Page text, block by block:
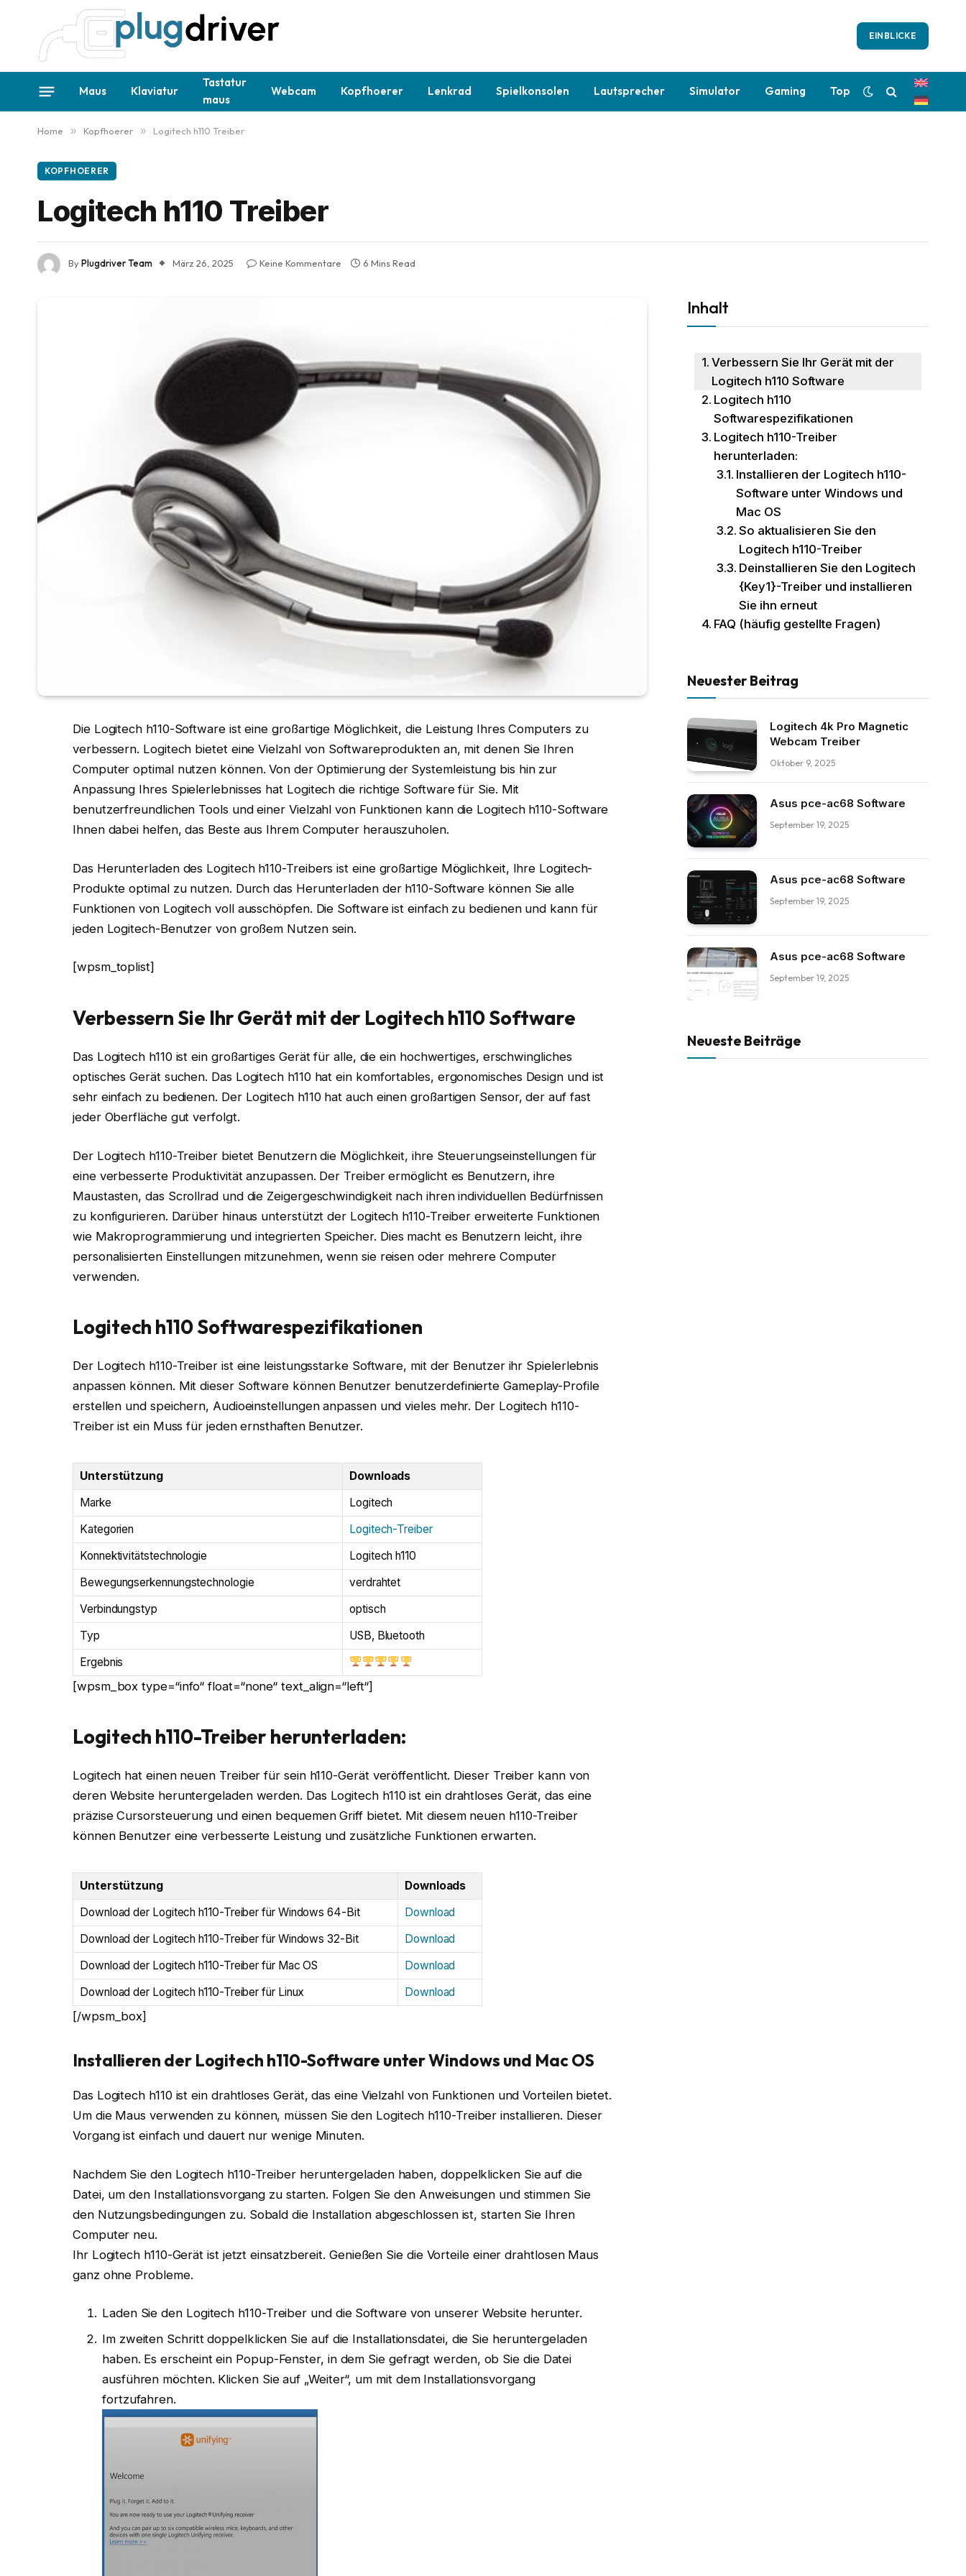
EINBLICKE
Maus Klaviatur
Tastatur
maus
Webcam Kopfhoerer Lenkrad Spielkonsolen Lautsprecher Simulator Gaming Top
Home » Kopfhoerer » Logitech h110 Treiber
KOPFHOERER
Logitech h110 Treiber
ByPlugdriver Team März 26, 2025 Keine Kommentare 6 Mins Read
Die Logitech h110-Software ist eine großartige Möglichkeit, die Leistung Ihres Computers zu
verbessern. Logitech bietet eine Vielzahl von Softwareprodukten an, mit denen Sie Ihren
Computer optimal nutzen können. Von der Optimierung der Systemleistung bis hin zur
Anpassung Ihres Spielerlebnisses hat Logitech die richtige Software für Sie. Mit
benutzerfreundlichen Tools und einer Vielzahl von Funktionen kann die Logitech h110-Software
Ihnen dabei helfen, das Beste aus Ihrem Computer herauszuholen.
Das Herunterladen des Logitech h110-Treibers ist eine großartige Möglichkeit, Ihre Logitech-
Produkte optimal zu nutzen. Durch das Herunterladen der h110-Software können Sie alle
Funktionen von Logitech voll ausschöpfen. Die Software ist einfach zu bedienen und kann für
jeden Logitech-Benutzer von großem Nutzen sein.
[wpsm_toplist]
Verbessern Sie Ihr Gerät mit der Logitech h110 Software
Das Logitech h110 ist ein großartiges Gerät für alle, die ein hochwertiges, erschwingliches
optisches Gerät suchen. Das Logitech h110 hat ein komfortables, ergonomisches Design und ist
sehr einfach zu bedienen. Der Logitech h110 hat auch einen großartigen Sensor, der auf fast
jeder Oberfläche gut verfolgt.
Der Logitech h110-Treiber bietet Benutzern die Möglichkeit, ihre Steuerungseinstellungen für
eine verbesserte Produktivität anzupassen. Der Treiber ermöglicht es Benutzern, ihre
Maustasten, das Scrollrad und die Zeigergeschwindigkeit nach ihren individuellen Bedürfnissen
zu konfigurieren. Darüber hinaus unterstützt der Logitech h110-Treiber erweiterte Funktionen
wie Makroprogrammierung und integrierten Speicher. Dies macht es Benutzern leicht, ihre
personalisierten Einstellungen mitzunehmen, wenn sie reisen oder mehrere Computer
verwenden.
Logitech h110 Softwarespezifikationen
Der Logitech h110-Treiber ist eine leistungsstarke Software, mit der Benutzer ihr Spielerlebnis
anpassen können. Mit dieser Software können Benutzer benutzerdefinierte Gameplay-Profile
erstellen und speichern, Audioeinstellungen anpassen und vieles mehr. Der Logitech h110-
Treiber ist ein Muss für jeden ernsthaften Benutzer.
Unterstützung
Downloads
Marke
Logitech
Kategorien
Logitech-Treiber
Konnektivitätstechnologie
Logitech h110
Bewegungserkennungstechnologie
verdrahtet
Verbindungstyp
optisch
Typ
USB, Bluetooth
Ergebnis
[wpsm_box type=“info“ float=“none“ text_align=“left“]
Logitech h110-Treiber herunterladen:
Logitech hat einen neuen Treiber für sein h110-Gerät veröffentlicht. Dieser Treiber kann von
deren Website heruntergeladen werden. Das Logitech h110 ist ein drahtloses Gerät, das eine
präzise Cursorsteuerung und einen bequemen Griff bietet. Mit diesem neuen h110-Treiber
können Benutzer eine verbesserte Leistung und zusätzliche Funktionen erwarten.
Unterstützung
Downloads
Download der Logitech h110-Treiber für Windows 64-Bit
Download
Download der Logitech h110-Treiber für Windows 32-Bit
Download
Download der Logitech h110-Treiber für Mac OS
Download
Download der Logitech h110-Treiber für Linux
Download
[/wpsm_box]
Installieren der Logitech h110-Software unter Windows und Mac OS
Das Logitech h110 ist ein drahtloses Gerät, das eine Vielzahl von Funktionen und Vorteilen bietet.
Um die Maus verwenden zu können, müssen Sie den Logitech h110-Treiber installieren. Dieser
Vorgang ist einfach und dauert nur wenige Minuten.
Nachdem Sie den Logitech h110-Treiber heruntergeladen haben, doppelklicken Sie auf die
Datei, um den Installationsvorgang zu starten. Folgen Sie den Anweisungen und stimmen Sie
den Nutzungsbedingungen zu. Sobald die Installation abgeschlossen ist, starten Sie Ihren
Computer neu.
Ihr Logitech h110-Gerät ist jetzt einsatzbereit. Genießen Sie die Vorteile einer drahtlosen Maus
ganz ohne Probleme.
Laden Sie den Logitech h110-Treiber und die Software von unserer Website herunter.
Im zweiten Schritt doppelklicken Sie auf die Installationsdatei, die Sie heruntergeladen
haben. Es erscheint ein Popup-Fenster, in dem Sie gefragt werden, ob Sie die Datei
ausführen möchten. Klicken Sie auf „Weiter“, um mit dem Installationsvorgang
fortzufahren.
Inhalt
Verbessern Sie Ihr Gerät mit der
Logitech h110 Software
Logitech h110
Softwarespezifikationen
Logitech h110-Treiber
herunterladen:
Installieren der Logitech h110-
Software unter Windows und
Mac OS
So aktualisieren Sie den
Logitech h110-Treiber
Deinstallieren Sie den Logitech
{Key1}-Treiber und installieren
Sie ihn erneut
FAQ (häufig gestellte Fragen)
Neuester Beitrag
Logitech 4k Pro Magnetic
Webcam Treiber
Oktober 9, 2025
Asus pce-ac68 Software
September 19, 2025
Asus pce-ac68 Software
September 19, 2025
Asus pce-ac68 Software
September 19, 2025
Neueste Beiträge